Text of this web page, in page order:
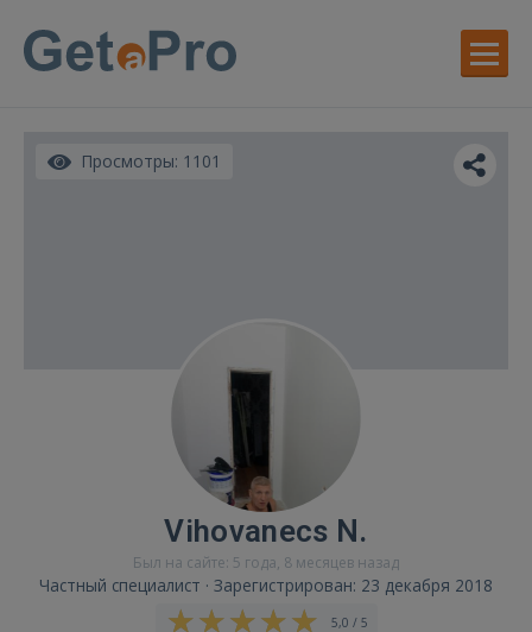
Просмотры: 1101
Vihovanecs N.
Был на сайте: 5 года, 8 месяцев назад
Частный специалист · Зарегистрирован: 23 декабря 2018
5,0 / 5